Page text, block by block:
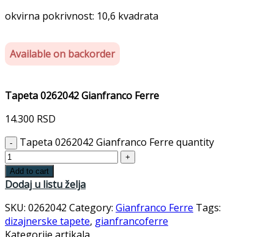
okvirna pokrivnost: 10,6 kvadrata
Available on backorder
Tapeta 0262042 Gianfranco Ferre
14.300 RSD
Tapeta 0262042 Gianfranco Ferre quantity
Add to cart
Dodaj u listu želja
SKU: 0262042 Category: Gianfranco Ferre Tags:
dizajnerske tapete, gianfrancoferre